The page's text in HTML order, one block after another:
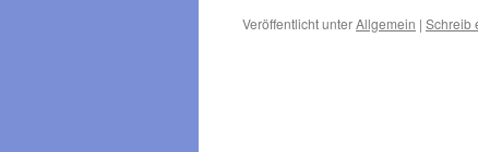
Veröffentlicht unterAllgemein | Schreib